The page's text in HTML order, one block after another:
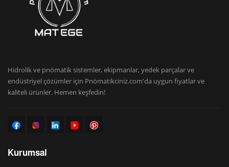
Hidrolik ve pnömatik sistemler, ekipmanlar, yedek parçalar ve
endüstriyel çözümler için Pnömatikciniz.com'da uygun fiyatlar ve
kaliteli ürünler. Hemen keşfedin!
Kurumsal